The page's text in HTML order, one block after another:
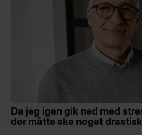
Da jeg igen gik ned med
der måtte ske noget